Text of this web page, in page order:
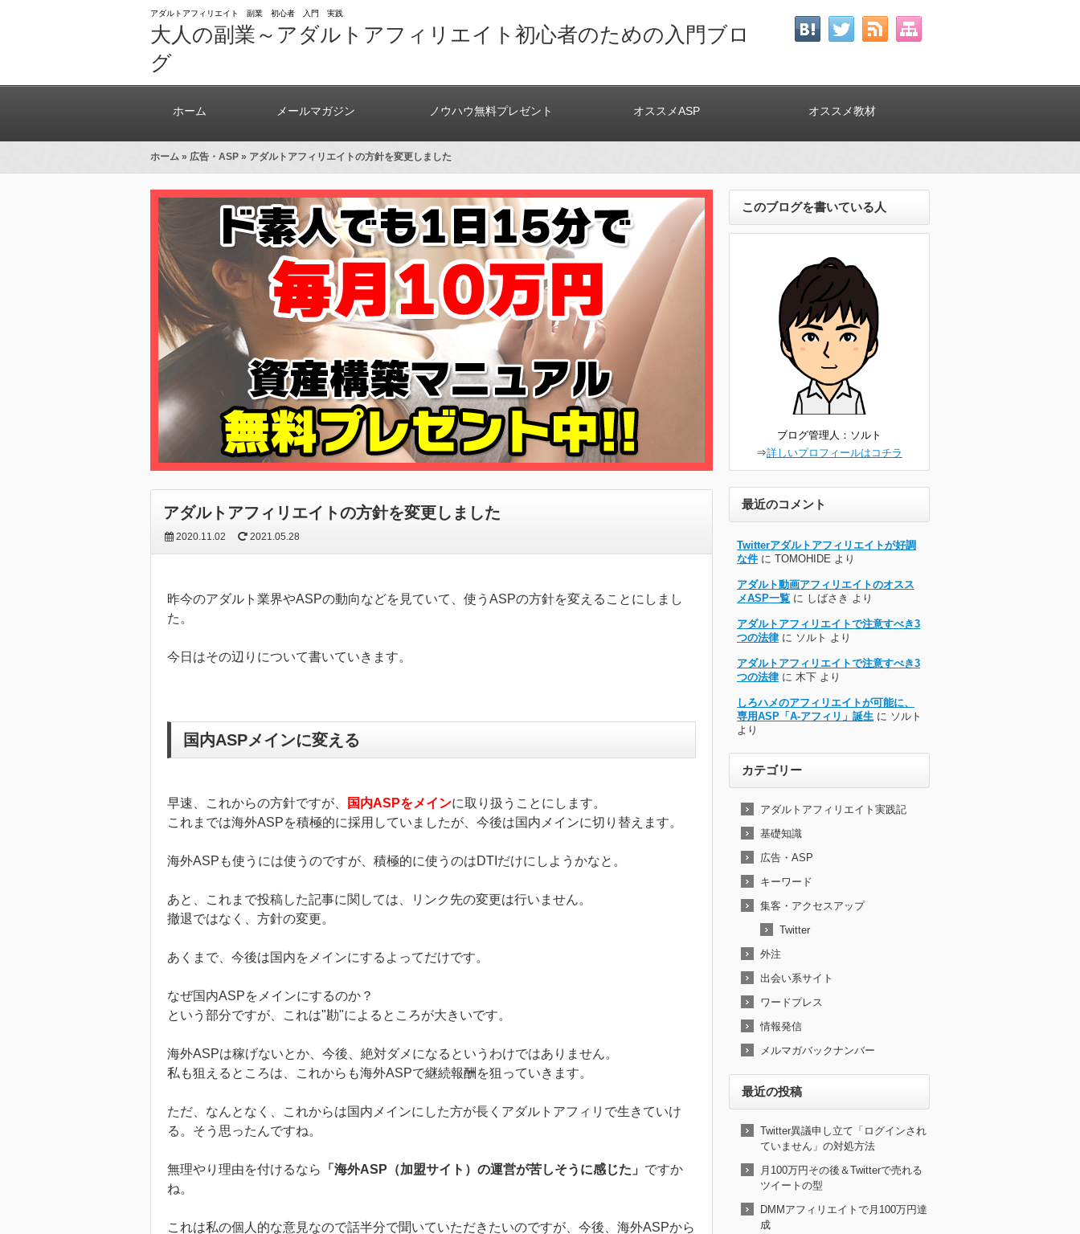
アダルトアフィリエイト 副業 初心者 入門 実践
大人の副業～アダルトアフィリエイト初心者のための入門ブロ
グ
ホーム メールマガジン ノウハウ無料プレゼント オススメASP オススメ教材
ホーム » 広告・ASP » アダルトアフィリエイトの方針を変更しました
アダルトアフィリエイトの方針を変更しました
2020.11.02 2021.05.28
昨今のアダルト業界やASPの動向などを見ていて、使うASPの方針を変えることにしまし
た。
今日はその辺りについて書いていきます。
国内ASPメインに変える
早速、これからの方針ですが、 国内ASPをメインに取り扱うことにします。
これまでは海外ASPを積極的に採用していましたが、今後は国内メインに切り替えます。
海外ASPも使うには使うのですが、積極的に使うのはDTIだけにしようかなと。
あと、これまで投稿した記事に関しては、リンク先の変更は行いません。
撤退ではなく、方針の変更。
あくまで、今後は国内をメインにするよってだけです。
なぜ国内ASPをメインにするのか？
という部分ですが、これは"勘"によるところが大きいです。
海外ASPは稼げないとか、今後、絶対ダメになるというわけではありません。
私も狙えるところは、これからも海外ASPで継続報酬を狙っていきます。
ただ、なんとなく、これからは国内メインにした方が長くアダルトアフィリで生きていけ
る。そう思ったんですね。
無理やり理由を付けるなら 「海外ASP（加盟サイト）の運営が苦しそうに感じた」 ですか
ね。
これは私の個人的な意見なので話半分で聞いていただきたいのですが、今後、海外ASPから
このブログを書いている人
ブログ管理人：ソルト
⇒詳しいプロフィールはコチラ
最近のコメント
Twitterアダルトアフィリエイトが好調
な件 に TOMOHIDE より
アダルト動画アフィリエイトのオスス
メASP一覧 に しばさき より
アダルトアフィリエイトで注意すべき3
つの法律 に ソルト より
アダルトアフィリエイトで注意すべき3
つの法律 に 木下 より
しろハメのアフィリエイトが可能に、
専用ASP「A-アフィリ」誕生 に ソルト
より
カテゴリー
アダルトアフィリエイト実践記
基礎知識
広告・ASP
キーワード
集客・アクセスアップ
Twitter
外注
出会い系サイト
ワードプレス
情報発信
メルマガバックナンバー
最近の投稿
Twitter異議申し立て「ログインされ
ていません」の対処方法
月100万円その後＆Twitterで売れる
ツイートの型
DMMアフィリエイトで月100万円達
成